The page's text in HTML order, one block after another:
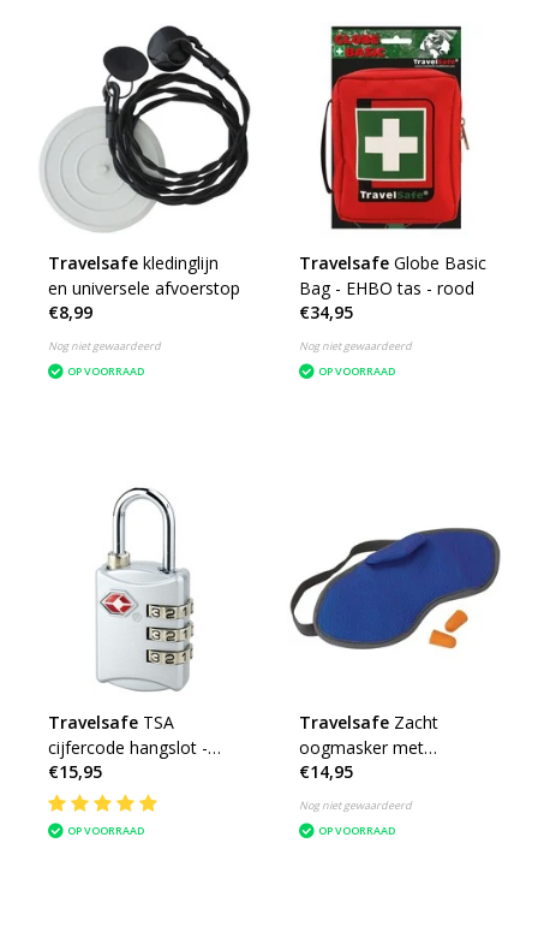
Travelsafe kledinglijn
en universele afvoerstop
€8,99
Nog niet gewaardeerd
OP VOORRAAD
Travelsafe Globe Basic
Bag - EHBO tas - rood
€34,95
Nog niet gewaardeerd
OP VOORRAAD
Travelsafe TSA
cijfercode hangslot -
zilver
€15,95
OP VOORRAAD
Travelsafe Zacht
oogmasker met
oordopjes
€14,95
Nog niet gewaardeerd
OP VOORRAAD